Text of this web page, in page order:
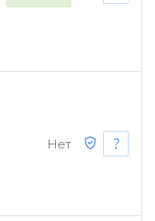
Нет